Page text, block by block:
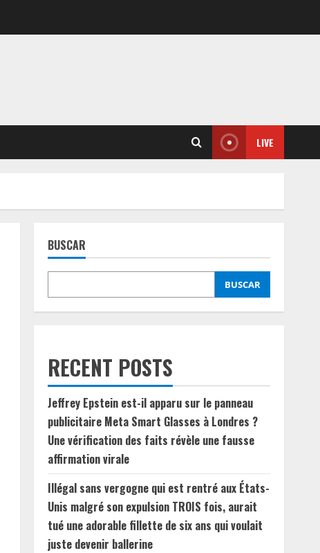
LIVE
BUSCAR
BUSCAR
RECENT POSTS
Jeffrey Epstein est-il apparu sur le panneau
publicitaire Meta Smart Glasses à Londres ?
Une vérification des faits révèle une fausse
affirmation virale
Illégal sans vergogne qui est rentré aux États-
Unis malgré son expulsion TROIS fois, aurait
tué une adorable fillette de six ans qui voulait
juste devenir ballerine